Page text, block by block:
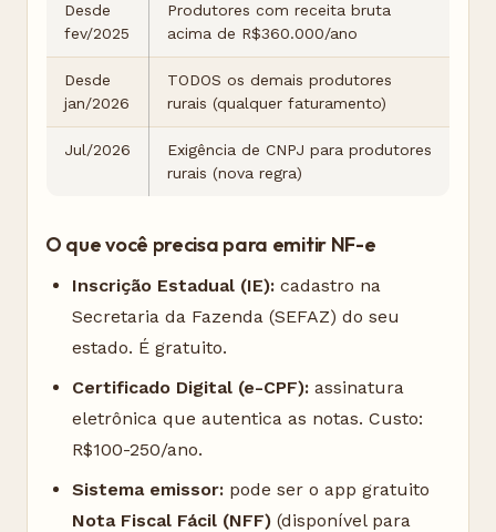
Desde
fev/2025
Produtores com receita bruta
acima de R$360.000/ano
Desde
jan/2026
TODOS os demais produtores
rurais (qualquer faturamento)
Jul/2026
Exigência de CNPJ para produtores
rurais (nova regra)
O que você precisa para emitir NF-e
Inscrição Estadual (IE): cadastro na
Secretaria da Fazenda (SEFAZ) do seu
estado. É gratuito.
Certificado Digital (e-CPF): assinatura
eletrônica que autentica as notas. Custo:
R$100-250/ano.
Sistema emissor: pode ser o app gratuito
Nota Fiscal Fácil (NFF) (disponível para